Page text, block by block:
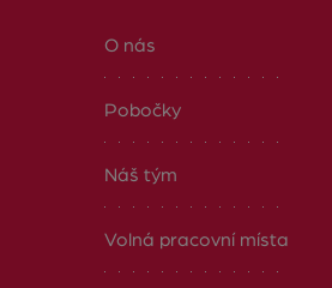
O nás
Pobočky
Náš tým
Volná pracovní místa